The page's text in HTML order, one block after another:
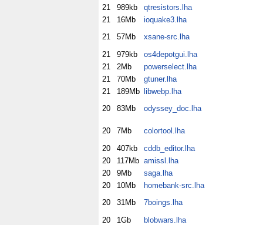
21
989kb
qtresistors.lha
21
16Mb
ioquake3.lha
21
57Mb
xsane-src.lha
21
979kb
os4depotgui.lha
21
2Mb
powerselect.lha
21
70Mb
gtuner.lha
21
189Mb
libwebp.lha
20
83Mb odyssey_doc.lha
20 7Mb
colortool.lha
20
407kb
cddb_editor.lha
20
117Mb amissl.lha
20
9Mb
saga.lha
20
10Mb
homebank-src.lha
20
31Mb
7boings.lha
20
1Gb
blobwars.lha